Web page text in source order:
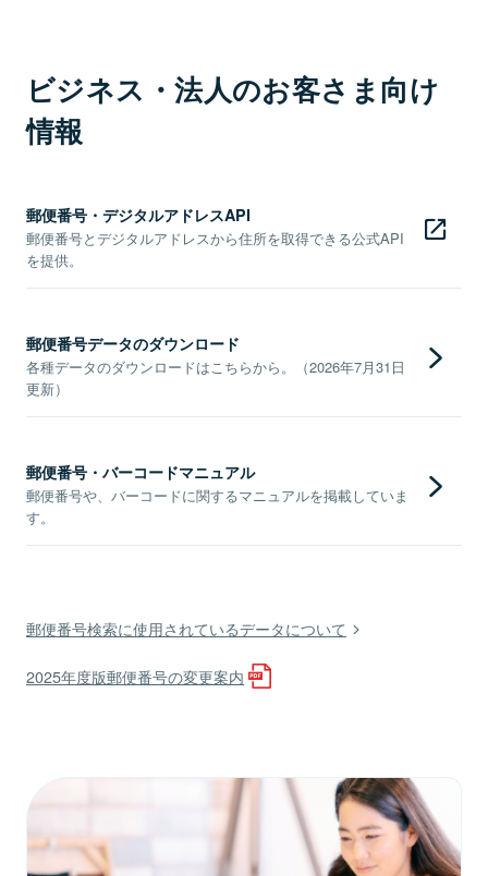
ビジネス・法人のお客さま向け
情報
郵便番号・デジタルアドレスAPI
郵便番号とデジタルアドレスから住所を取得できる公式API
を提供。
郵便番号データのダウンロード
各種データのダウンロードはこちらから。（2026年7月31日
更新）
郵便番号・バーコードマニュアル
郵便番号や、バーコードに関するマニュアルを掲載していま
す。
郵便番号検索に使用されているデータについて
2025年度版郵便番号の変更案内